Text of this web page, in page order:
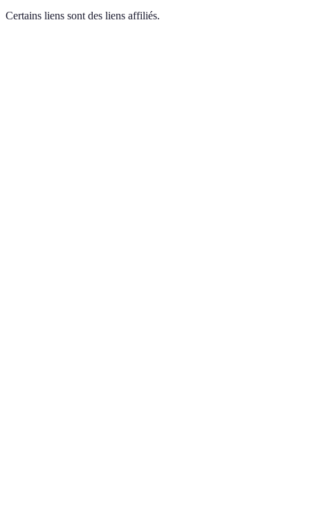
Certains liens sont des liens affiliés.